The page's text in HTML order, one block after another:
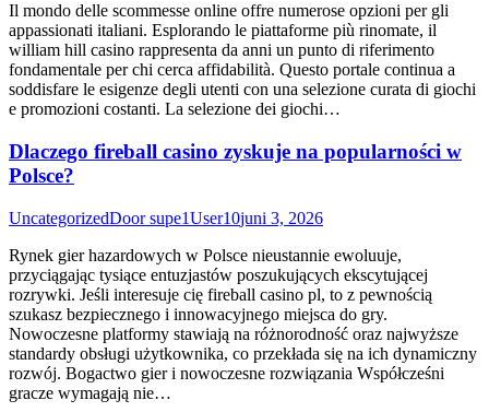
Il mondo delle scommesse online offre numerose opzioni per gli
appassionati italiani. Esplorando le piattaforme più rinomate, il
william hill casino rappresenta da anni un punto di riferimento
fondamentale per chi cerca affidabilità. Questo portale continua a
soddisfare le esigenze degli utenti con una selezione curata di giochi
e promozioni costanti. La selezione dei giochi…
Dlaczego fireball casino zyskuje na popularności w
Polsce?
UncategorizedDoorsupe1User10juni 3, 2026
Rynek gier hazardowych w Polsce nieustannie ewoluuje,
przyciągając tysiące entuzjastów poszukujących ekscytującej
rozrywki. Jeśli interesuje cię fireball casino pl, to z pewnością
szukasz bezpiecznego i innowacyjnego miejsca do gry.
Nowoczesne platformy stawiają na różnorodność oraz najwyższe
standardy obsługi użytkownika, co przekłada się na ich dynamiczny
rozwój. Bogactwo gier i nowoczesne rozwiązania Współcześni
gracze wymagają nie…